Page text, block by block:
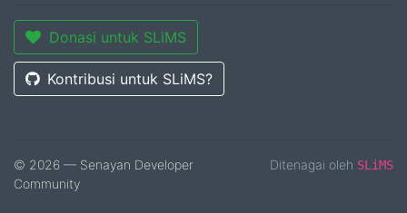
Donasi untuk SLiMS
Kontribusi untuk SLiMS?
© 2026 — Senayan Developer
Community
Ditenagai oleh SLiMS